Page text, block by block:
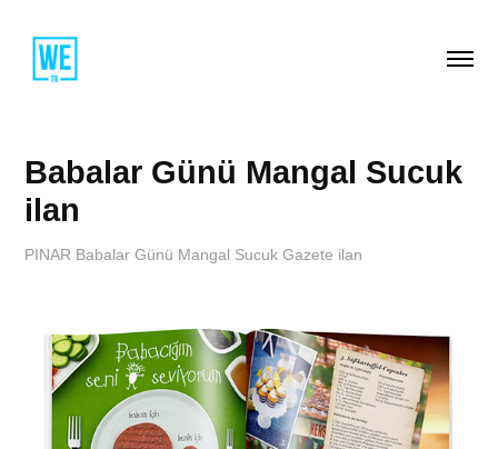
Babalar Günü Mangal Sucuk
ilan
PINAR Babalar Günü Mangal Sucuk Gazete ilan